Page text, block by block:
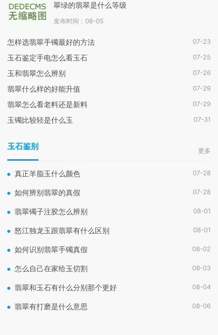
翠绿的翡翠是什么等级
发布时间：08-05
怎样选翡翠手镯最好的方法 07-23
玉石鉴定手电怎么看玉石 07-25
玉和翡翠怎么辨别 07-26
翡翠什么样的好能升值 07-29
翡翠怎么看老料还是新料 07-29
玉镯比较轻是什么玉 07-31
玉石鉴别 更多
真正羊脂玉什么颜色 07-28
如何辨别翡翠的真假 07-28
翡翠镯子注胶怎么辨别 08-01
怒江独龙玉跟翡翠有什么区别 08-01
如何识别翡翠手镯真假 08-02
怎么自己在家给玉切割 08-03
翡翠和玉石有什么分别那个更好 08-04
翡翠有打磨是什么意思 08-06